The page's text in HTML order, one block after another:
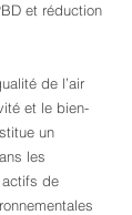
et réduction
de l’air
et le bien-
un
les
de